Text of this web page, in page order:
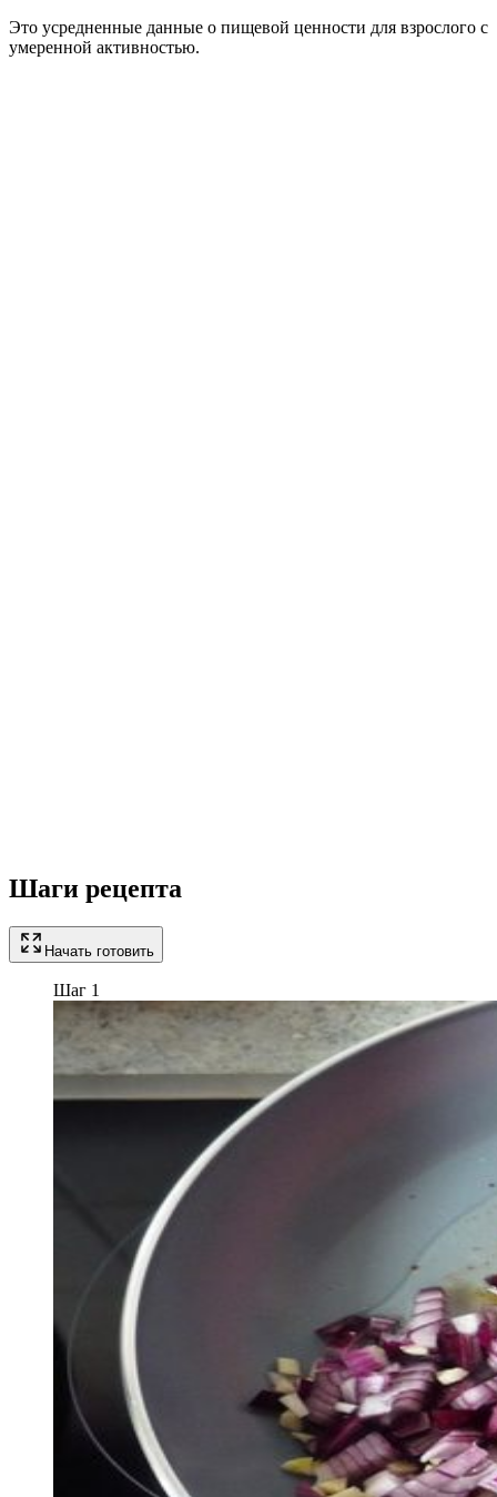
Это усредненные данные о пищевой ценности для взрослого с
умеренной активностью.
Шаги рецепта
Начать готовить
Шаг 1